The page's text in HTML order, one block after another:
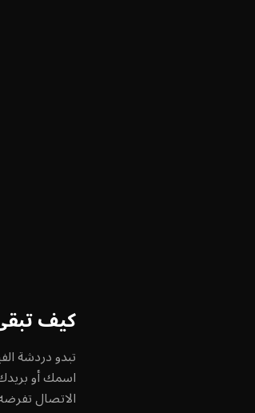
كيف
تبدو دردشة
اسمك أو
الاتصال